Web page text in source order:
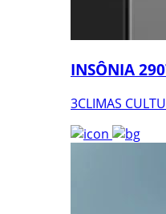
INSÔNIA
3CLIMAS